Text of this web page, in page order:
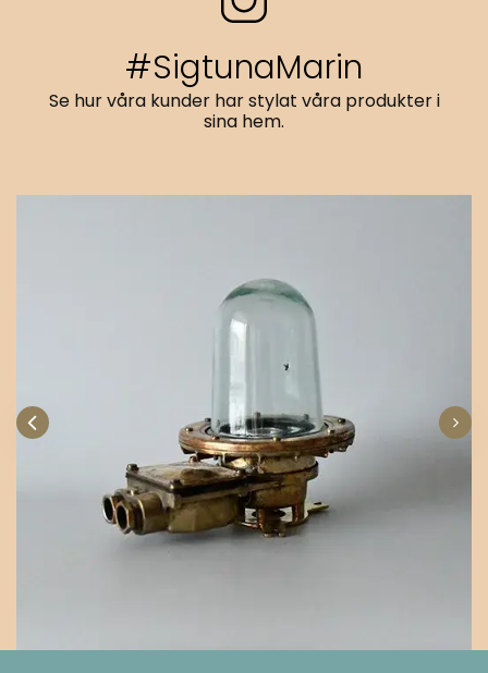
#SigtunaMarin
Se hur våra kunder har stylat våra produkter i
sina hem.